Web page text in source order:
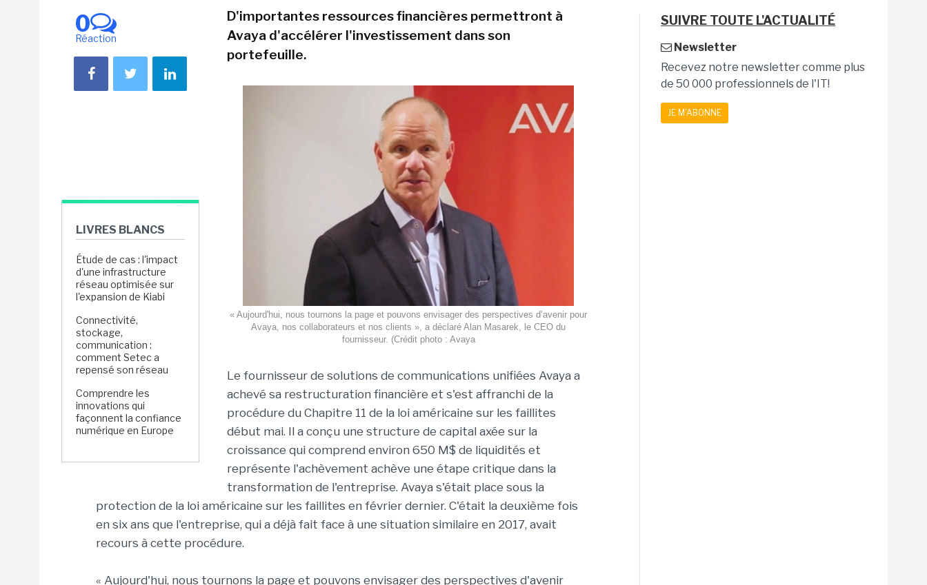
0
Réaction
LIVRES BLANCS
Étude de cas : l'impact
d'une infrastructure
réseau optimisée sur
l'expansion de Kiabi
Connectivité,
stockage,
communication :
comment Setec a
repensé son réseau
Comprendre les
innovations qui
façonnent la confiance
numérique en Europe
D'importantes ressources financières permettront à
Avaya d'accélérer l'investissement dans son
portefeuille.
« Aujourd'hui, nous tournons la page et pouvons envisager des perspectives d’avenir pour
Avaya, nos collaborateurs et nos clients », a déclaré Alan Masarek, le CEO du
fournisseur. (Crédit photo : Avaya
Le fournisseur de solutions de communications unifiées Avaya a
achevé sa restructuration financière et s'est affranchi de la
procédure du Chapitre 11 de la loi américaine sur les faillites
début mai. Il a conçu une structure de capital axée sur la
croissance qui comprend environ 650 M$ de liquidités et
représente l'achèvement achève une étape critique dans la
transformation de l'entreprise. Avaya s'était place sous la
protection de la loi américaine sur les faillites en février dernier. C'était la deuxième fois
en six ans que l'entreprise, qui a déjà fait face à une situation similaire en 2017, avait
recours à cette procédure.
« Aujourd'hui, nous tournons la page et pouvons envisager des perspectives d'avenir
SUIVRE TOUTE L'ACTUALITÉ
Newsletter
Recevez notre newsletter comme plus
de 50 000 professionnels de l'IT!
JE M'ABONNE